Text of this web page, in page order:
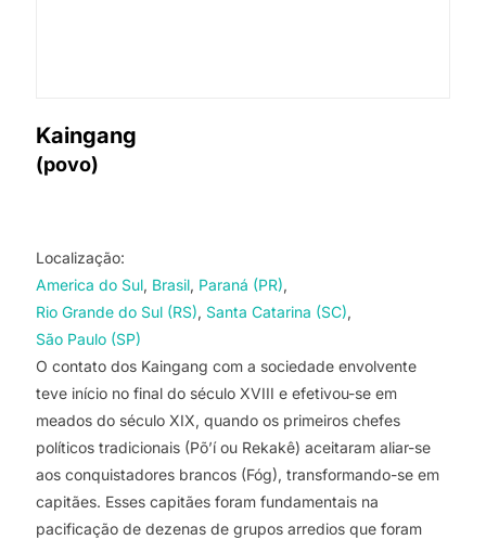
Kaingang
(povo)
Localização:
America do Sul Brasil Paraná (PR)
Rio Grande do Sul (RS) Santa Catarina (SC)
São Paulo (SP)
O contato dos Kaingang com a sociedade envolvente
teve início no final do século XVIII e efetivou-se em
meados do século XIX, quando os primeiros chefes
políticos tradicionais (Põ’í ou Rekakê) aceitaram aliar-se
aos conquistadores brancos (Fóg), transformando-se em
capitães. Esses capitães foram fundamentais na
pacificação de dezenas de grupos arredios que foram